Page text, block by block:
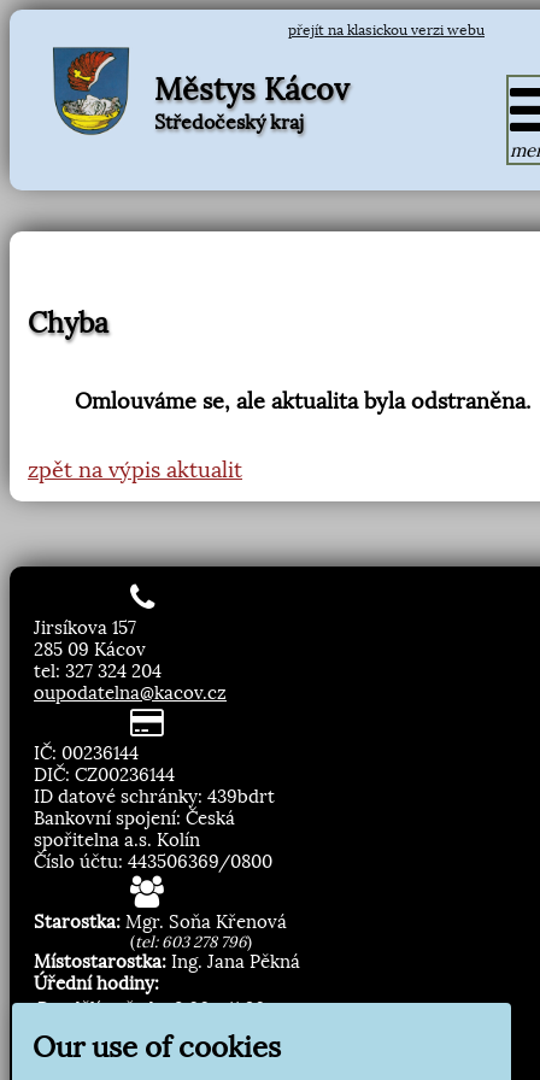
přejít na klasickou verzi webu
Městys Kácov
Středočeský kraj
Chyba
Omlouváme se, ale aktualita byla odstraněna.
zpět na výpis aktualit
Jirsíkova 157
285 09 Kácov
tel: 327 324 204
oupodatelna@kacov.cz
IČ: 00236144
DIČ: CZ00236144
ID datové schránky: 439bdrt
Bankovní spojení: Česká
spořitelna a.s. Kolín
Číslo účtu: 443506369/0800
Starostka: Mgr. Soňa Křenová
(tel: 603 278 796)
Místostarostka: Ing. Jana Pěkná
Úřední hodiny:
Pondělí, středa 8.00 - 11:30
13:00 - 16:30
Our use of cookies